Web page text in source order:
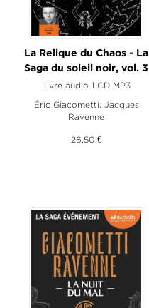
La Relique du Chaos - La
Saga du soleil noir, vol. 3
Livre audio 1 CD MP3
Éric Giacometti
Jacques
Ravenne
26,50 €